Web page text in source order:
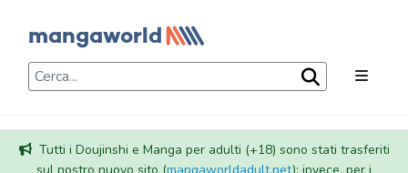
Tutti i Doujinshi e Manga per adulti (+18) sono stati trasferiti